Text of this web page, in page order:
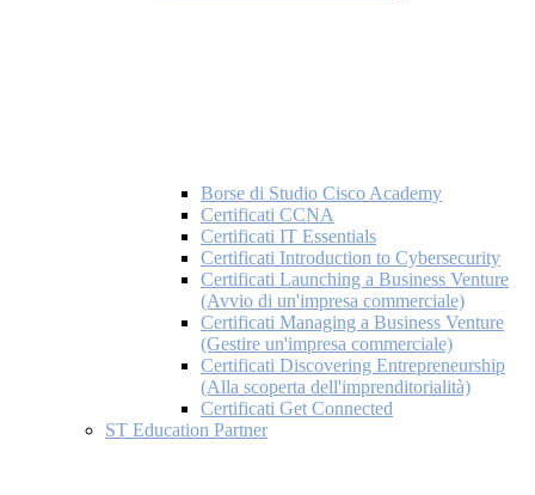
Borse di Studio Cisco Academy
Certificati CCNA
Certificati IT Essentials
Certificati Introduction to Cybersecurity
Certificati Launching a Business Venture
(Avvio di un'impresa commerciale)
Certificati Managing a Business Venture
(Gestire un'impresa commerciale)
Certificati Discovering Entrepreneurship
(Alla scoperta dell'imprenditorialità)
Certificati Get Connected
ST Education Partner